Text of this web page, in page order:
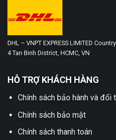
DHL – VNPT EXPRESS LIMITED
4 Tan Binh District, HCMC, VN
HỖ TRỢ KHÁCH HÀNG
Chính sách bảo hành và đổi
Chính sách bảo mật
Chính sách thanh toán